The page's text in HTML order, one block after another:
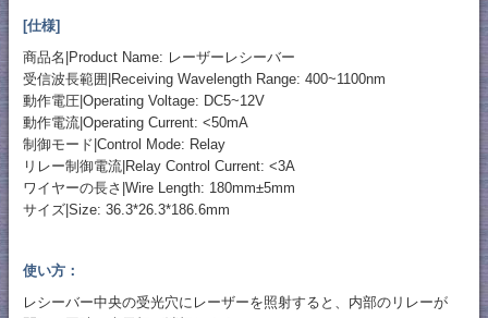
[仕様]
商品名|Product Name: レーザーレシーバー
受信波長範囲|Receiving Wavelength Range: 400~1100nm
動作電圧|Operating Voltage: DC5~12V
動作電流|Operating Current: <50mA
制御モード|Control Mode: Relay
リレー制御電流|Relay Control Current: <3A
ワイヤーの長さ|Wire Length: 180mm±5mm
サイズ|Size: 36.3*26.3*186.6mm
使い方：
レシーバー中央の受光穴にレーザーを照射すると、内部のリレーが